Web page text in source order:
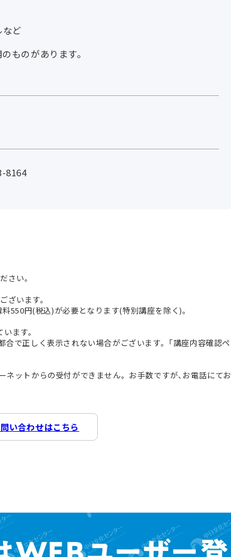
など
ものがあります。
8164
さい。
ざいます。
550円(税込)が必要となります(特別講座を除く)。
ます。
で正しく表示されない場合がございます。｢講座内容確認ペ
ットからの受付ができません。お手数ですが､お電話にてお
い合わせはこちら